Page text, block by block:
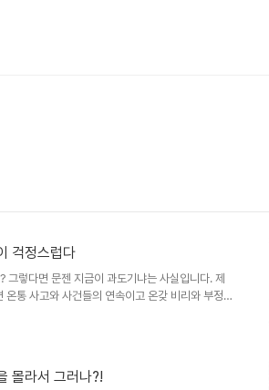
걱정스럽다
그렇다면 문젠 지금이 과도기냐는 사실입니다. 제
온통 사고와 사건들의 연속이고 온갖 비리와 부정
는 듯 이나라가 돌아가고 있다는 사실입니다. 어
가 망하고 있다는 결정적 증거! 1. 자살률 - 1위 2.
몰라서 그러나?!